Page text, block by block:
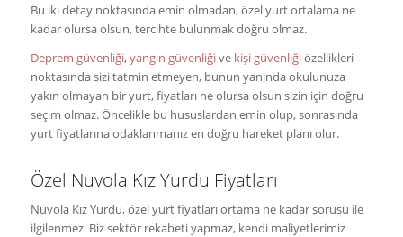
Bu iki detay noktasında emin olmadan, özel yurt ortalama ne
kadar olursa olsun, tercihte bulunmak doğru olmaz.
Deprem güvenliği,yangın güvenliğive kişi güvenliğiözellikleri
noktasında sizi tatmin etmeyen, bunun yanında okulunuza
yakın olmayan bir yurt, fiyatları ne olursa olsun sizin için doğru
seçim olmaz. Öncelikle bu hususlardan emin olup, sonrasında
yurt fiyatlarına odaklanmanız en doğru hareket planı olur.
Özel Nuvola Kız Yurdu Fiyatları
Nuvola Kız Yurdu, özel yurt fiyatları ortama ne kadar sorusu ile
ilgilenmez. Biz sektör rekabeti yapmaz, kendi maliyetlerimiz